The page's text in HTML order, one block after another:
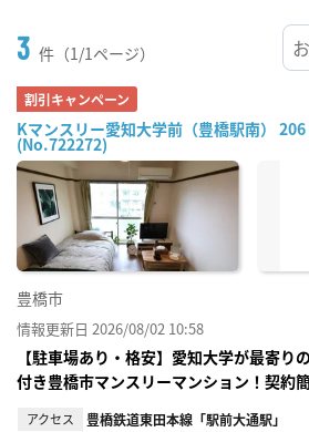
3 件（1/1ページ）
割引キャンペーン
Kマンスリー愛知大学前（豊橋駅南） 206
(No.722272)
豊橋市
情報更新日 2026/08/02 10:58
【駐車場あり・格安】愛知大学が最寄り
付き豊橋市マンスリーマンション！契約
アクセス 豊橋鉄道東田本線「駅前大通駅」